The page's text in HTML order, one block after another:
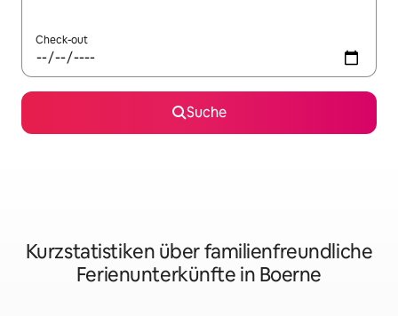
Check-out
Suche
Kurzstatistiken über familienfreundliche
Ferienunterkünfte in Boerne